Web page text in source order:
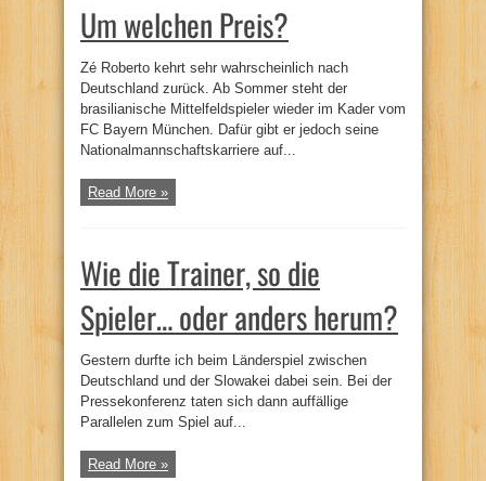
Um welchen Preis?
Zé Roberto kehrt sehr wahrscheinlich nach
Deutschland zurück. Ab Sommer steht der
brasilianische Mittelfeldspieler wieder im Kader vom
FC Bayern München. Dafür gibt er jedoch seine
Nationalmannschaftskarriere auf...
Read More »
Wie die Trainer, so die
Spieler… oder anders herum?
Gestern durfte ich beim Länderspiel zwischen
Deutschland und der Slowakei dabei sein. Bei der
Pressekonferenz taten sich dann auffällige
Parallelen zum Spiel auf...
Read More »